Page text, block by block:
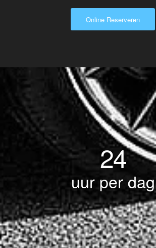
Online Reserveren
24
uur per dag